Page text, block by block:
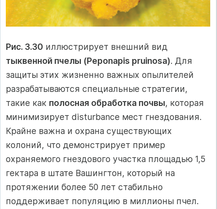
Рис. 3.30 иллюстрирует внешний вид
тыквенной пчелы (Peponapis pruinosa). Для
защиты этих жизненно важных опылителей
разрабатываются специальные стратегии,
такие как полосная обработка почвы, которая
минимизирует disturbance мест гнездования.
Крайне важна и охрана существующих
колоний, что демонстрирует пример
охраняемого гнездового участка площадью 1,5
гектара в штате Вашингтон, который на
протяжении более 50 лет стабильно
поддерживает популяцию в миллионы пчел.